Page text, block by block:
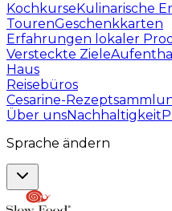
KochkurseKulinarische
TourenGeschenkkarten
Erfahrungen lokaler
Versteckte Ziele
Haus
Reisebüros
Cesarine-
Über unsNachhaltigkeit
Sprache ändern